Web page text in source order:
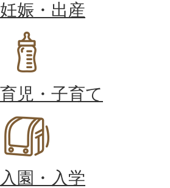
妊娠・出産
育児・子育て
入園・入学